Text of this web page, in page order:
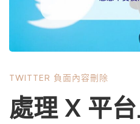
X
平
台
TWITTER 負面內容刪除
處理 X 平